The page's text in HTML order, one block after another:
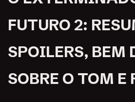
FUTURO 2:
SPOILERS, BEM
SOBRE O TOM E